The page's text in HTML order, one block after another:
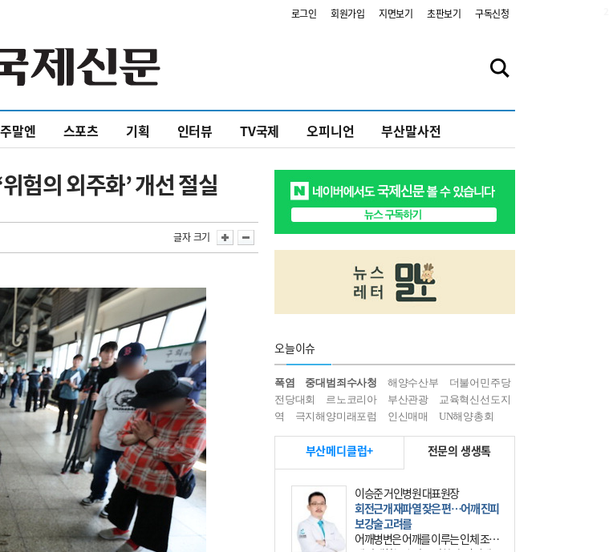
로그인 회원가입 지면보기 초판보기 구독신청
주말엔 스포츠 기획 인터뷰 TV국제 오피니언 부산말사전
험의 외주화’ 개선 절실
글자 크기
오늘이슈
폭염 중대범죄수사청 해양수산부
더불어민주당
전당대회
르노코리아 부산관광
교육혁신선도지
역
극지해양미래포럼 인신매매 UN해양총회
부산메디클럽+ 전문의 생생톡
이승준 거인병원 대표원장
회전근개 재파열 잦은 편…어깨 진피
보강술 고려를
어깨병변은 어깨를 이루는 인체 조직